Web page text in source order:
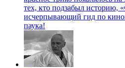
тех, кто подзабыл историю,
исчерпывающий гид по
паука!